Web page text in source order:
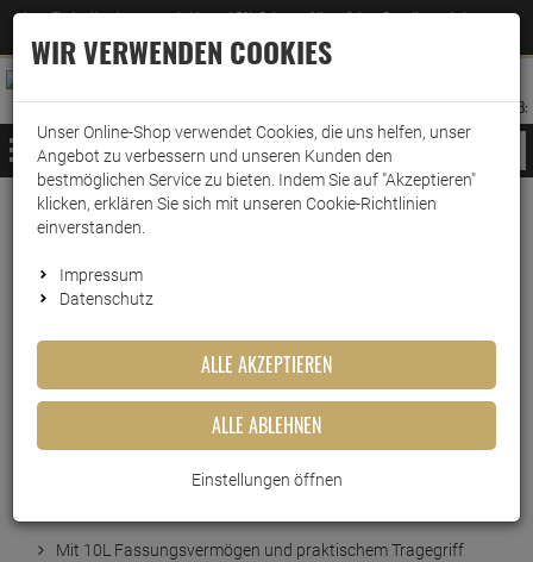
Jetzt für den Newsletter entscheiden und 5% Rabatt auf Ihre nächste Bestellung erhalten
–Zum Newsletter
ANMELDEN
AUFKLAPPEN
MERKZETTEL
WARENKORB:
MENÜ
Weiter einkaufen www.wark24.de Küche & Haushalt
Mülltrennung
BIO-Abfallbeutel
Swirl Bio-Müll Folien-Beutel
10l mit Tragegriff 10 stk./Rolle
Artikel-Nummer:10011602
Mit 10L Fassungsvermögen und praktischem Tragegriff
WIR VERWENDEN COOKIES
Unser Online-Shop verwendet Cookies, die uns helfen, unser
Angebot zu verbessern und unseren Kunden den
bestmöglichen Service zu bieten. Indem Sie auf "Akzeptieren"
klicken, erklären Sie sich mit unseren Cookie-Richtlinien
einverstanden.
Impressum
Datenschutz
ALLE AKZEPTIEREN
ALLE ABLEHNEN
Einstellungen öffnen